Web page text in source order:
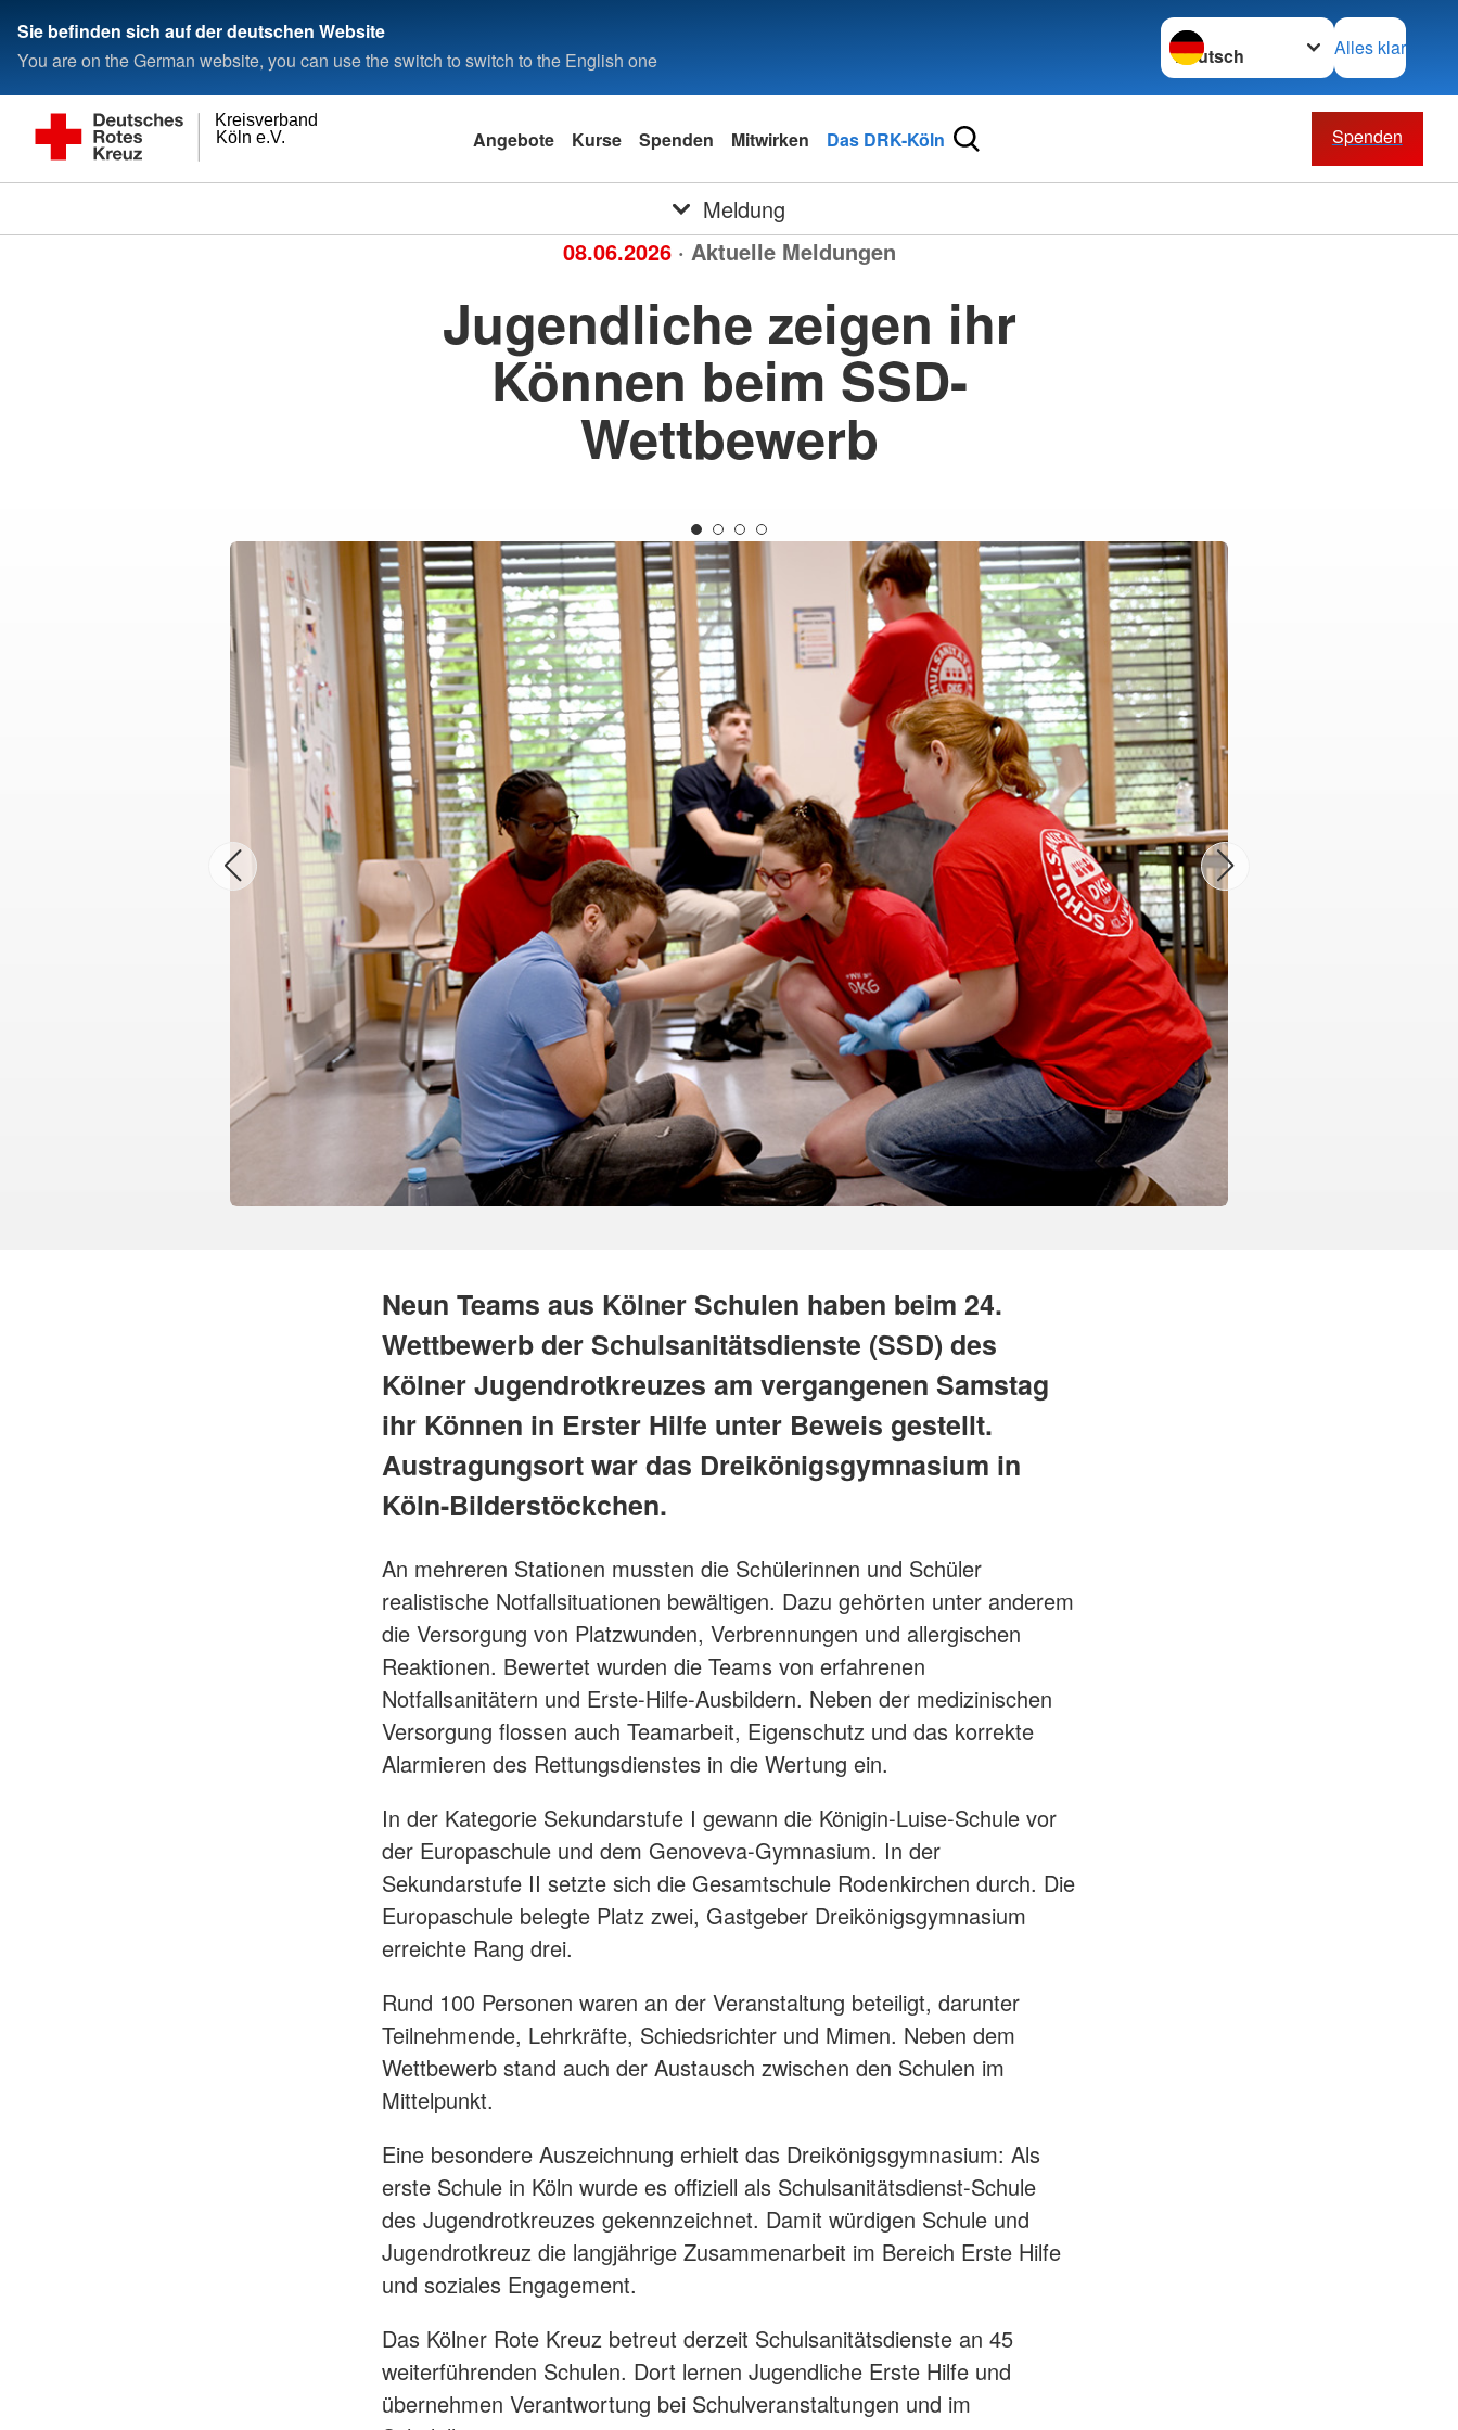
Sie befinden sich auf der deutschen Website
You are on the German website, you can use the switch to switch to the English one
Sprache wechseln zu
Alles klar
Köln e.V.
Kreisverband
Angebote Kurse Spenden Mitwirken Das DRK-Köln Spenden
Meldung
08.06.2026 · Aktuelle Meldungen
Jugendliche zeigen ihr
Können beim SSD-
Wettbewerb
Neun Teams aus Kölner Schulen haben beim 24.
Wettbewerb der Schulsanitätsdienste (SSD) des
Kölner Jugendrotkreuzes am vergangenen Samstag
ihr Können in Erster Hilfe unter Beweis gestellt.
Austragungsort war das Dreikönigsgymnasium in
Köln-Bilderstöckchen.
An mehreren Stationen mussten die Schülerinnen und Schüler
realistische Notfallsituationen bewältigen. Dazu gehörten unter anderem
die Versorgung von Platzwunden, Verbrennungen und allergischen
Reaktionen. Bewertet wurden die Teams von erfahrenen
Notfallsanitätern und Erste-Hilfe-Ausbildern. Neben der medizinischen
Versorgung flossen auch Teamarbeit, Eigenschutz und das korrekte
Alarmieren des Rettungsdienstes in die Wertung ein.
In der Kategorie Sekundarstufe I gewann die Königin-Luise-Schule vor
der Europaschule und dem Genoveva-Gymnasium. In der
Sekundarstufe II setzte sich die Gesamtschule Rodenkirchen durch. Die
Europaschule belegte Platz zwei, Gastgeber Dreikönigsgymnasium
erreichte Rang drei.
Rund 100 Personen waren an der Veranstaltung beteiligt, darunter
Teilnehmende, Lehrkräfte, Schiedsrichter und Mimen. Neben dem
Wettbewerb stand auch der Austausch zwischen den Schulen im
Mittelpunkt.
Eine besondere Auszeichnung erhielt das Dreikönigsgymnasium: Als
erste Schule in Köln wurde es offiziell als Schulsanitätsdienst-Schule
des Jugendrotkreuzes gekennzeichnet. Damit würdigen Schule und
Jugendrotkreuz die langjährige Zusammenarbeit im Bereich Erste Hilfe
und soziales Engagement.
Das Kölner Rote Kreuz betreut derzeit Schulsanitätsdienste an 45
weiterführenden Schulen. Dort lernen Jugendliche Erste Hilfe und
übernehmen Verantwortung bei Schulveranstaltungen und im